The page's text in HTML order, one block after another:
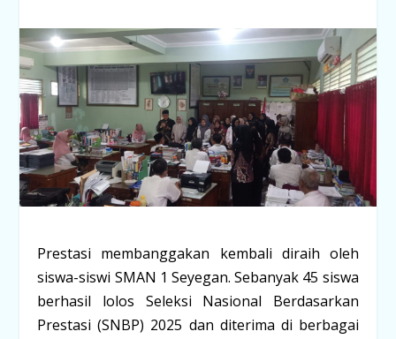
Prestasi membanggakan kembali diraih oleh
siswa-siswi SMAN 1 Seyegan. Sebanyak 45 siswa
berhasil lolos Seleksi Nasional Berdasarkan
Prestasi (SNBP) 2025 dan diterima di berbagai